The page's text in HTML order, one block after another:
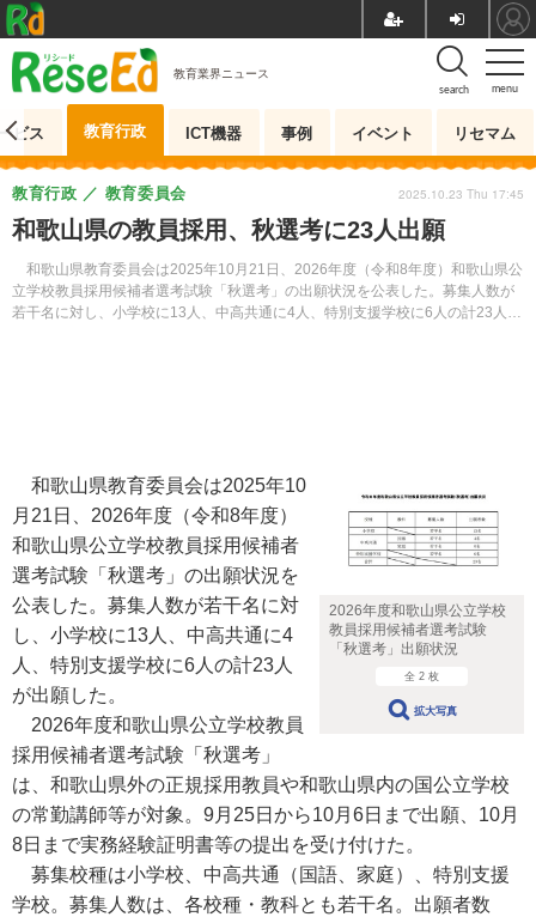
menu
search
教育業界ニュース
ビス 教育行政 ICT機器 事例 イベント リセマム
和歌山県の教員採用、秋選考に23人出願
和歌山県教育委員会は2025年10月21日、2026年度（令和8年度）和歌山県公
立学校教員採用候補者選考試験「秋選考」の出願状況を公表した。募集人数が
若干名に対し、小学校に13人、中高共通に4人、特別支援学校に6人の計23人が
教育行政 教育委員会 2025.10.23 Thu 17:45
2026年度和歌山県公立学校
教員採用候補者選考試験
「秋選考」出願状況
全 2 枚
拡大写真
和歌山県教育委員会は2025年10
月21日、2026年度（令和8年度）
和歌山県公立学校教員採用候補者
選考試験「秋選考」の出願状況を
公表した。募集人数が若干名に対
し、小学校に13人、中高共通に4
人、特別支援学校に6人の計23人
が出願した。
2026年度和歌山県公立学校教員
採用候補者選考試験「秋選考」
は、和歌山県外の正規採用教員や和歌山県内の国公立学校
の常勤講師等が対象。9月25日から10月6日まで出願、10月
8日まで実務経験証明書等の提出を受け付けた。
募集校種は小学校、中高共通（国語、家庭）、特別支援
学校。募集人数は、各校種・教科とも若干名。出願者数